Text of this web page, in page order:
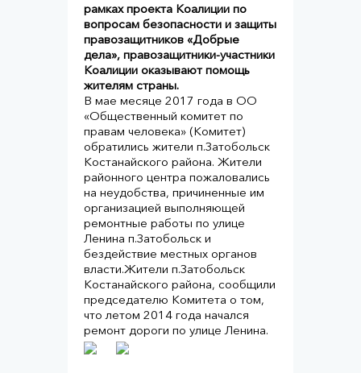
рамках проекта Коалиции по
вопросам безопасности и защиты
правозащитников «Добрые
дела», правозащитники-участники
Коалиции оказывают помощь
жителям страны.
В мае месяце 2017 года в ОО
«Общественный комитет по
правам человека» (Комитет)
обратились жители п.Затобольск
Костанайского района. Жители
районного центра пожаловались
на неудобства, причиненные им
организацией выполняющей
ремонтные работы по улице
Ленина п.Затобольск и
бездействие местных органов
власти.Жители п.Затобольск
Костанайского района, сообщили
председателю Комитета о том,
что летом 2014 года начался
ремонт дороги по улице Ленина.